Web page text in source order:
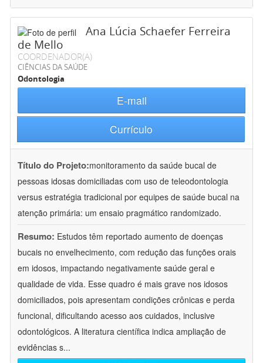
Ana Lúcia Schaefer Ferreira
de Mello
COORDENADOR(A)
CIÊNCIAS DA SAÚDE
Odontologia
E-mail
Currículo
Título do Projeto:monitoramento da saúde bucal de
pessoas idosas domiciliadas com uso de teleodontologia
versus estratégia tradicional por equipes de saúde bucal na
atenção primária: um ensaio pragmático randomizado.
Resumo: Estudos têm reportado aumento de doenças
bucais no envelhecimento, com redução das funções orais
em idosos, impactando negativamente saúde geral e
qualidade de vida. Esse quadro é mais grave nos idosos
domiciliados, pois apresentam condições crônicas e perda
funcional, dificultando acesso aos cuidados, inclusive
odontológicos. A literatura científica indica ampliação de
evidências s...